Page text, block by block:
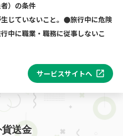
）の条件
じていないこと。●旅行中に危険
中に職業・職務に従事しないこ
サービスサイトへ
貨送金